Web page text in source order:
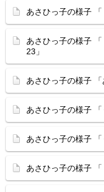
あさひっ子の様子 「
あさひっ子の様子
23」
あさひっ子の様子 「
あさひっ子の様子 「
あさひっ子の様子 「
あさひっ子の様子 「